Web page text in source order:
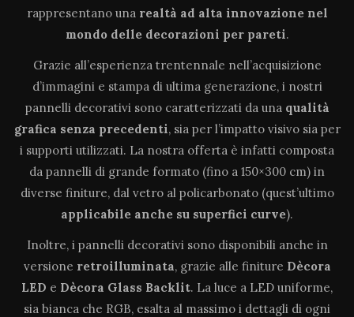
rappresentano una realtà ad alta innovazione nel
mondo delle decorazioni per pareti.
Grazie all’esperienza trentennale nell’acquisizione
d’immagini e stampa di ultima generazione, i nostri
pannelli decorativi sono caratterizzati da una qualità
grafica senza precedenti, sia per l’impatto visivo sia per
i supporti utilizzati. La nostra offerta è infatti composta
da pannelli di grande formato (fino a 150×300 cm) in
diverse finiture, dal vetro al policarbonato (quest’ultimo
applicabile anche su superfici curve).
Inoltre, i pannelli decorativi sono disponibili anche in
versione retroilluminata, grazie alle finiture Dècora
LED e Dècora Glass Backlit. La luce a LED uniforme,
sia bianca che RGB, esalta al massimo i dettagli di ogni